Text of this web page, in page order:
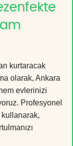
kurtaracak
olarak, Ankara
evlerinizi
Profesyonel